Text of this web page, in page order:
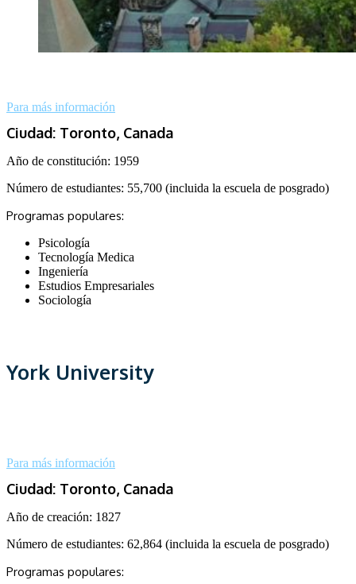
Para más información
Ciudad: Toronto, Canada
Año de constitución: 1959
Número de estudiantes: 55,700 (incluida la escuela de posgrado)
Programas populares:
Psicología
Tecnología Medica
Ingeniería
Estudios Empresariales
Sociología
York University
Para más información
Ciudad: Toronto, Canada
Año de creación: 1827
Número de estudiantes: 62,864 (incluida la escuela de posgrado)
Programas populares: